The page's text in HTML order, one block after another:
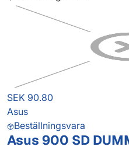
SEK 90.80
Asus
Beställningsvara
Asus 900 SD